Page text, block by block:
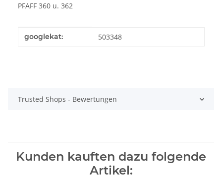
PFAFF 360 u. 362
Produkteigenschaft
Wert
googlekat: 503348
Trusted Shops - Bewertungen
Kunden kauften dazu folgende
Artikel: